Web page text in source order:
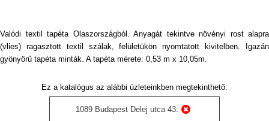
Valódi textil tapéta Olaszországból. Anyagát tekintve növényi rost alapra
(vlies) ragasztott textil szálak, felületükön nyomtatott kivitelben. Igazán
gyönyörű tapéta minták. A tapéta mérete: 0,53 m x 10,05m.
Ez a katalógus az alábbi üzleteinkben megtekinthető:
1089 Budapest Delej utca 43: